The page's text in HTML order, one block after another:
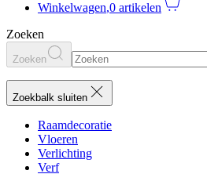
Winkelwagen,0 artikelen
Zoeken
Zoeken
Zoekbalk sluiten
Raamdecoratie
Vloeren
Verlichting
Verf